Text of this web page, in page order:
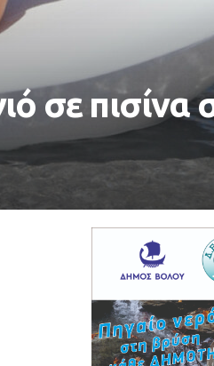
σε πισίνα